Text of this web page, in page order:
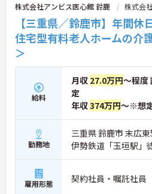
キャリア形成が可能です
株式会社アンビス医心館 鈴鹿 株式会
【三重県／鈴鹿市】年間
住宅型有料老人ホームの介
＞
給料
月収 27.0万円～程度
定
年収374万円～※想
勤務地
三重県 鈴鹿市 末広
伊勢鉄道「玉垣駅」
雇用形態 契約社員・嘱託社員